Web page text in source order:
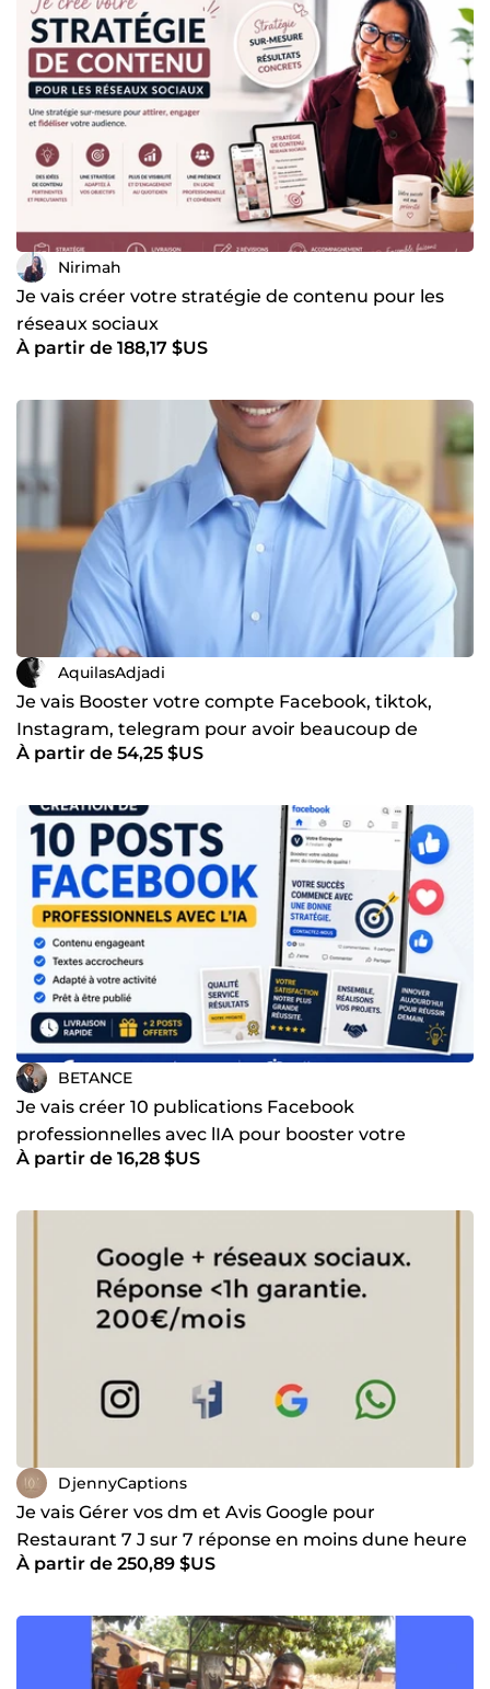
Nirimah
Je vais créer votre stratégie de contenu pour les
réseaux sociaux
À partir de 188,17 $US
AquilasAdjadi
Je vais Booster votre compte Facebook, tiktok,
Instagram, telegram pour avoir beaucoup de
visibilité
À partir de 54,25 $US
BETANCE
Je vais créer 10 publications Facebook
professionnelles avec lIA pour booster votre
activité
À partir de 16,28 $US
DjennyCaptions
Je vais Gérer vos dm et Avis Google pour
Restaurant 7 J sur 7 réponse en moins dune heure
À partir de 250,89 $US